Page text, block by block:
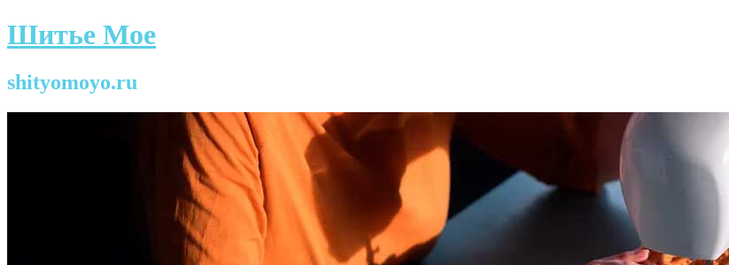
Шитье Мое
shityomoyo.ru